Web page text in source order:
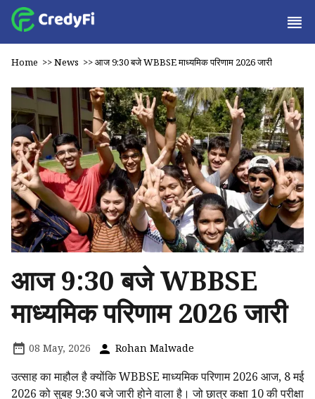
Home >>News >>आज 9:30 बजे WBBSE माध्यमिक परिणाम 2026 जारी
आज 9:30 बजे WBBSE
माध्यमिक परिणाम 2026 जारी
08 May, 2026 Rohan Malwade
उत्साह का माहौल है क्योंकि WBBSE माध्यमिक परिणाम 2026 आज, 8 मई
2026 को सुबह 9:30 बजे जारी होने वाला है। जो छात्र कक्षा 10 की परीक्षा